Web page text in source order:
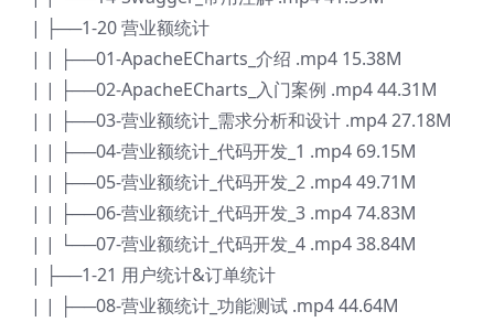
| ├──1-20 营业额统计
| | ├──01-ApacheECharts_介绍 .mp4 15.38M
| | ├──02-ApacheECharts_入门案例 .mp4 44.31M
| | ├──03-营业额统计_需求分析和设计 .mp4 27.18M
| | ├──04-营业额统计_代码开发_1 .mp4 69.15M
| | ├──05-营业额统计_代码开发_2 .mp4 49.71M
| | ├──06-营业额统计_代码开发_3 .mp4 74.83M
| | └──07-营业额统计_代码开发_4 .mp4 38.84M
| ├──1-21 用户统计&订单统计
| | ├──08-营业额统计_功能测试 .mp4 44.64M